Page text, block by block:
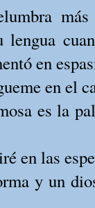
en
en el
es la
en las
y un